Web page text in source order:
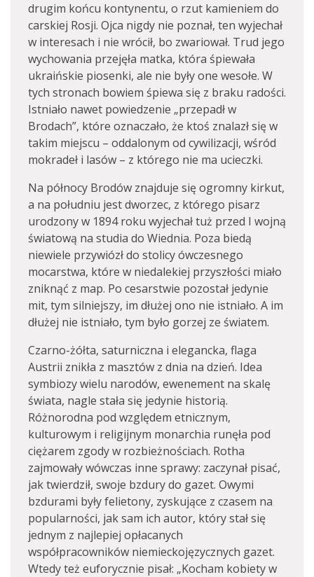
drugim końcu kontynentu, o rzut kamieniem do
carskiej Rosji. Ojca nigdy nie poznał, ten wyjechał
w interesach i nie wrócił, bo zwariował. Trud jego
wychowania przejęła matka, która śpiewała
ukraińskie piosenki, ale nie były one wesołe. W
tych stronach bowiem śpiewa się z braku radości.
Istniało nawet powiedzenie „przepadł w
Brodach”, które oznaczało, że ktoś znalazł się w
takim miejscu – oddalonym od cywilizacji, wśród
mokradeł i lasów – z którego nie ma ucieczki.
Na północy Brodów znajduje się ogromny kirkut,
a na południu jest dworzec, z którego pisarz
urodzony w 1894 roku wyjechał tuż przed I wojną
światową na studia do Wiednia. Poza biedą
niewiele przywiózł do stolicy ówczesnego
mocarstwa, które w niedalekiej przyszłości miało
zniknąć z map. Po cesarstwie pozostał jedynie
mit, tym silniejszy, im dłużej ono nie istniało. A im
dłużej nie istniało, tym było gorzej ze światem.
Czarno-żółta, saturniczna i elegancka, flaga
Austrii znikła z masztów z dnia na dzień. Idea
symbiozy wielu narodów, ewenement na skalę
świata, nagle stała się jedynie historią.
Różnorodna pod względem etnicznym,
kulturowym i religijnym monarchia runęła pod
ciężarem zgody w rozbieżnościach. Rotha
zajmowały wówczas inne sprawy: zaczynał pisać,
jak twierdził, swoje bzdury do gazet. Owymi
bzdurami były felietony, zyskujące z czasem na
popularności, jak sam ich autor, który stał się
jednym z najlepiej opłacanych
współpracowników niemieckojęzycznych gazet.
Wtedy też euforycznie pisał: „Kocham kobiety w